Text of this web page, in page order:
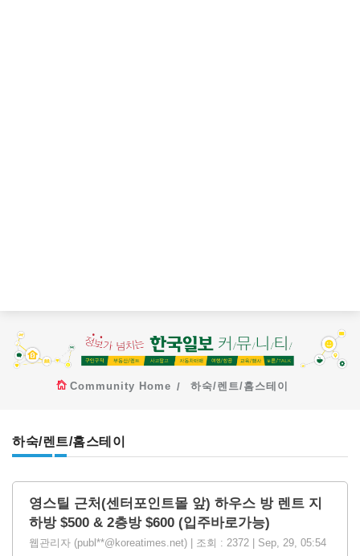
Community Home 하숙/렌트/홈스테이
하숙/렌트/홈스테이
영스틸 근처(센터포인트몰 앞) 하우스 방 렌트 지
하방 $500 & 2층방 $600 (입주바로가능)
웹관리자 (publ**@koreatimes.net) | 조회 : 2372 | Sep, 29, 05:54